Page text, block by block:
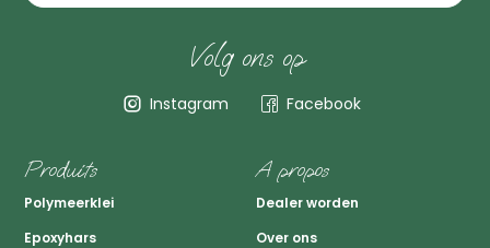
Volg ons op
Instagram Facebook
Produits
Polymeerklei
Epoxyhars
A propos
Dealer worden
Over ons